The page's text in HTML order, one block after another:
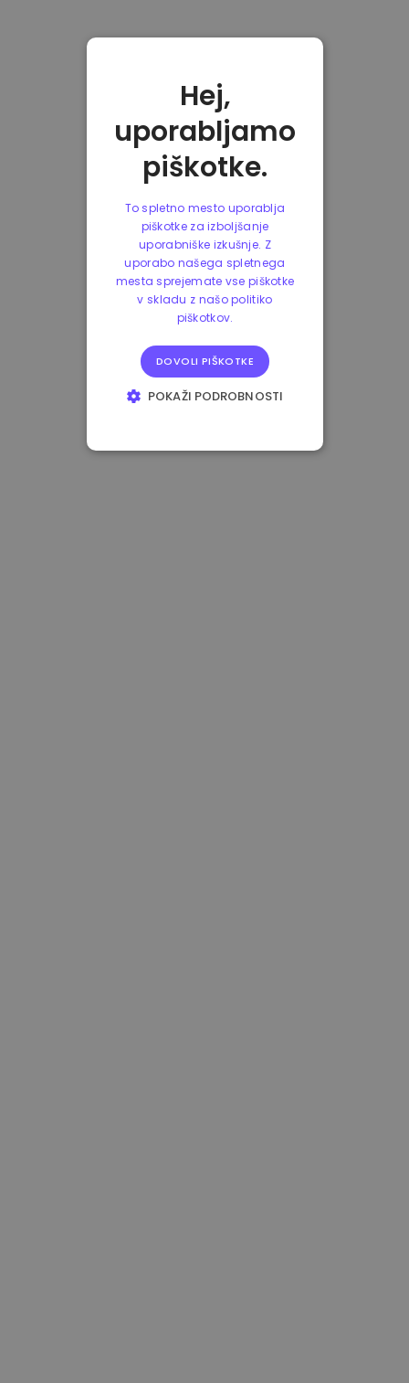
Hej,
uporabljamo
piškotke.
To spletno mesto uporablja
piškotke za izboljšanje
uporabniške izkušnje. Z
uporabo našega spletnega
mesta sprejemate vse piškotke
v skladu z našo politiko
piškotkov.
DOVOLI PIŠKOTKE
POKAŽI PODROBNOSTI